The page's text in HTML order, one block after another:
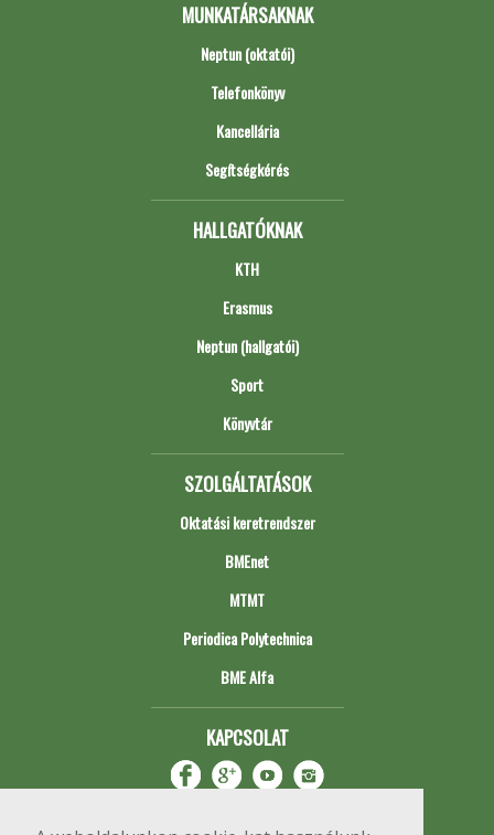
MUNKATÁRSAKNAK
Neptun (oktatói)
Telefonkönyv
Kancellária
Segítségkérés
HALLGATÓKNAK
KTH
Erasmus
Neptun (hallgatói)
Sport
Könyvtár
SZOLGÁLTATÁSOK
Oktatási keretrendszer
BMEnet
MTMT
Periodica Polytechnica
BME Alfa
KAPCSOLAT